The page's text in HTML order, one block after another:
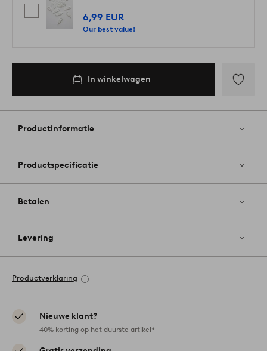
6,99 EUR
Our best value!
In winkelwagen
aan
Productinformatie
Productspecificatie
Betalen
Levering
Productverklaring
Nieuwe klant?
40% korting op het duurste artikel*